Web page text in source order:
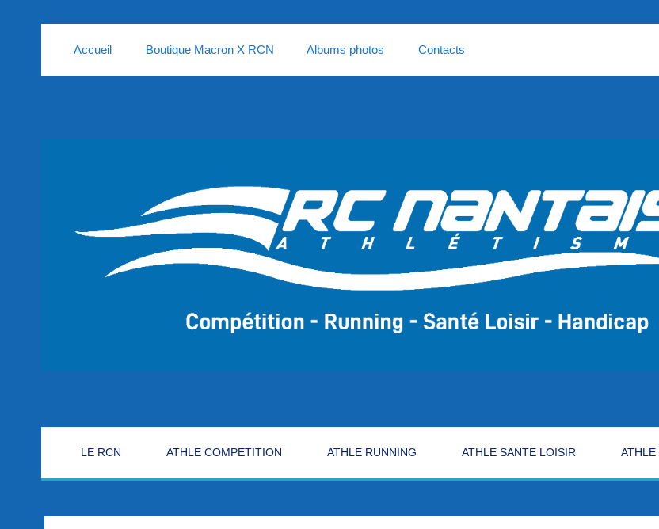
Accueil Boutique Macron X RCN Albums photos Contacts
LE RCN ATHLE COMPETITION ATHLE RUNNING ATHLE SANTE LOISIR ATHLE